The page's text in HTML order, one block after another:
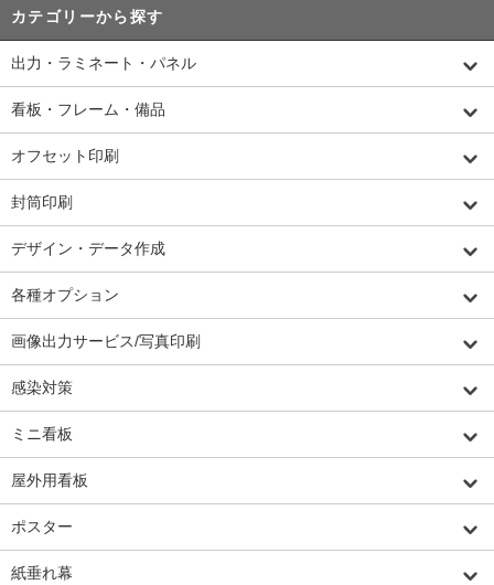
カテゴリーから探す
出力・ラミネート・パネル
看板・フレーム・備品
オフセット印刷
封筒印刷
デザイン・データ作成
各種オプション
画像出力サービス/写真印刷
感染対策
ミニ看板
屋外用看板
ポスター
紙垂れ幕